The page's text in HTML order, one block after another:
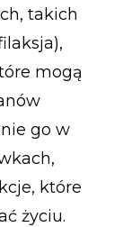
takich
mogą
go w
które
życiu.